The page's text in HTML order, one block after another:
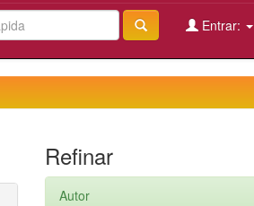
Entrar:
Refinar
Autor